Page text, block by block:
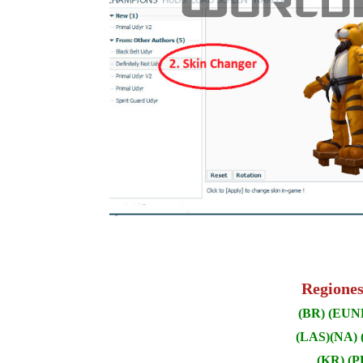
(BR)
(LAS)(NA)